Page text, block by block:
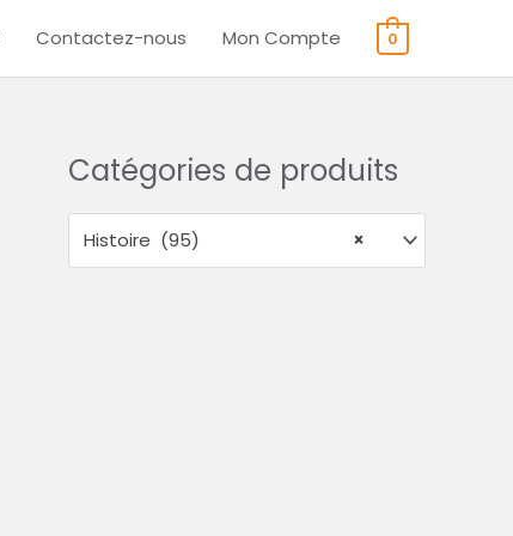
Contactez-nous Mon Compte 0
Catégories de produits
×
Histoire (95)